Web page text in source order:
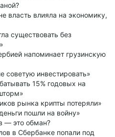
власть влияла на экономику,
существовать без
напоминает грузинскую
советую инвестировать»
15% годовых на
рынка крипты потеряли»
пошли на войну»
— это обман?
в Сбербанке попали под